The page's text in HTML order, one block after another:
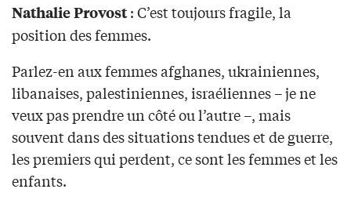
Nathalie Provost: C’est toujours fragile, la
position des femmes.
Parlez-en aux femmes afghanes, ukrainiennes,
libanaises, palestiniennes, israéliennes – je ne
veux pas prendre un côté ou l’autre –, mais
souvent dans des situations tendues et de guerre,
les premiers qui perdent, ce sont les femmes et les
enfants.